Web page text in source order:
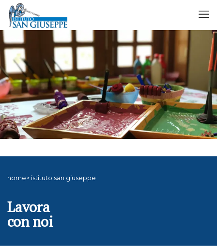
home> istituto san giuseppe
Lavora
con noi